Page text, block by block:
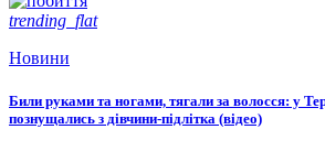
trending_flat
Новини
Били руками та ногами, тягали за волосся: у
познущались з дівчини-підлітка (відео)